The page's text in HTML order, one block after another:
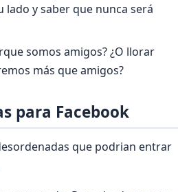
lado y saber que nunca será
somos amigos? ¿O llorar
más que amigos?
para Facebook
que podrian entrar